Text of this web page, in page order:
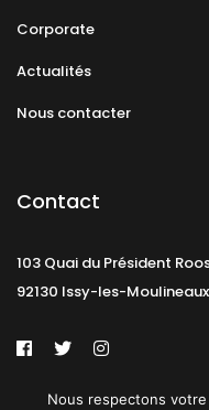
Corporate
Actualités
Nous contacter
Contact
103 Quai du Président
92130 Issy-les-Moulineaux
Nous respectons